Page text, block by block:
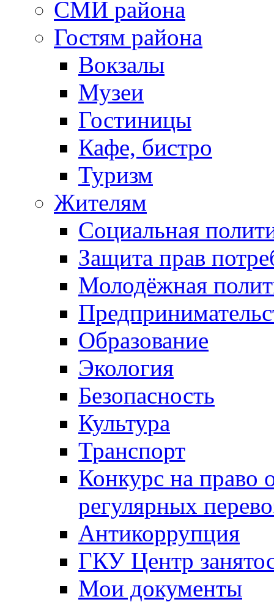
СМИ района
Гостям района
Вокзалы
Музеи
Гостиницы
Кафе, бистро
Туризм
Жителям
Социальная
Защита прав
Молодёжная
Образование
Экология
Безопасность
Культура
Транспорт
Конкурс на право
регулярных
Антикоррупция
ГКУ Центр
Мои документы